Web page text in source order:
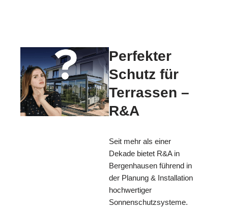
Perfekter
Schutz für
Terrassen –
R&A
Seit mehr als einer
Dekade bietet R&A in
Bergenhausen führend in
der Planung & Installation
hochwertiger
Sonnenschutzsysteme.